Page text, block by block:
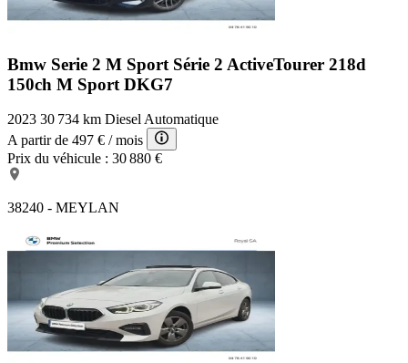
Ecrous antivol de roues
Parking Assistant
Cuir 'Dakota' avec perforations Mokka
Bmw Serie 2 M Sport Série 2 ActiveTourer 218d
150ch M Sport DKG7
2023 30 734 km DieselAutomatique
A partir de 497 € / mois
Prix du véhicule : 30 880 €
38240 - MEYLAN